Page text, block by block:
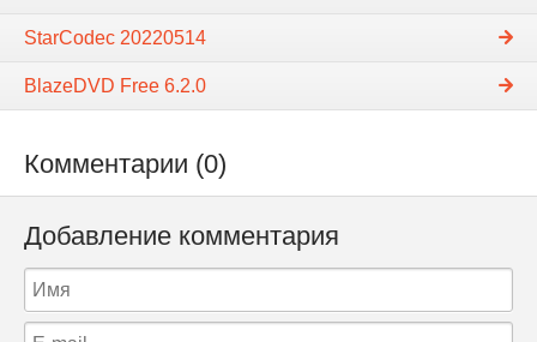
StarCodec 20220514
BlazeDVD Free 6.2.0
Комментарии (0)
Добавление комментария